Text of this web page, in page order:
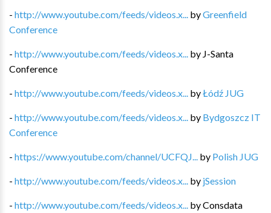
- http://www.youtube.com/feeds/videos.x... byGreenfield
Conference
- http://www.youtube.com/feeds/videos.x... by J-Santa
Conference
- http://www.youtube.com/feeds/videos.x... byŁódź JUG
- http://www.youtube.com/feeds/videos.x... by Bydgoszcz IT
Conference
- https://www.youtube.com/channel/UCFQJ... by Polish JUG
- http://www.youtube.com/feeds/videos.x... by jSession
- http://www.youtube.com/feeds/videos.x... byConsdata